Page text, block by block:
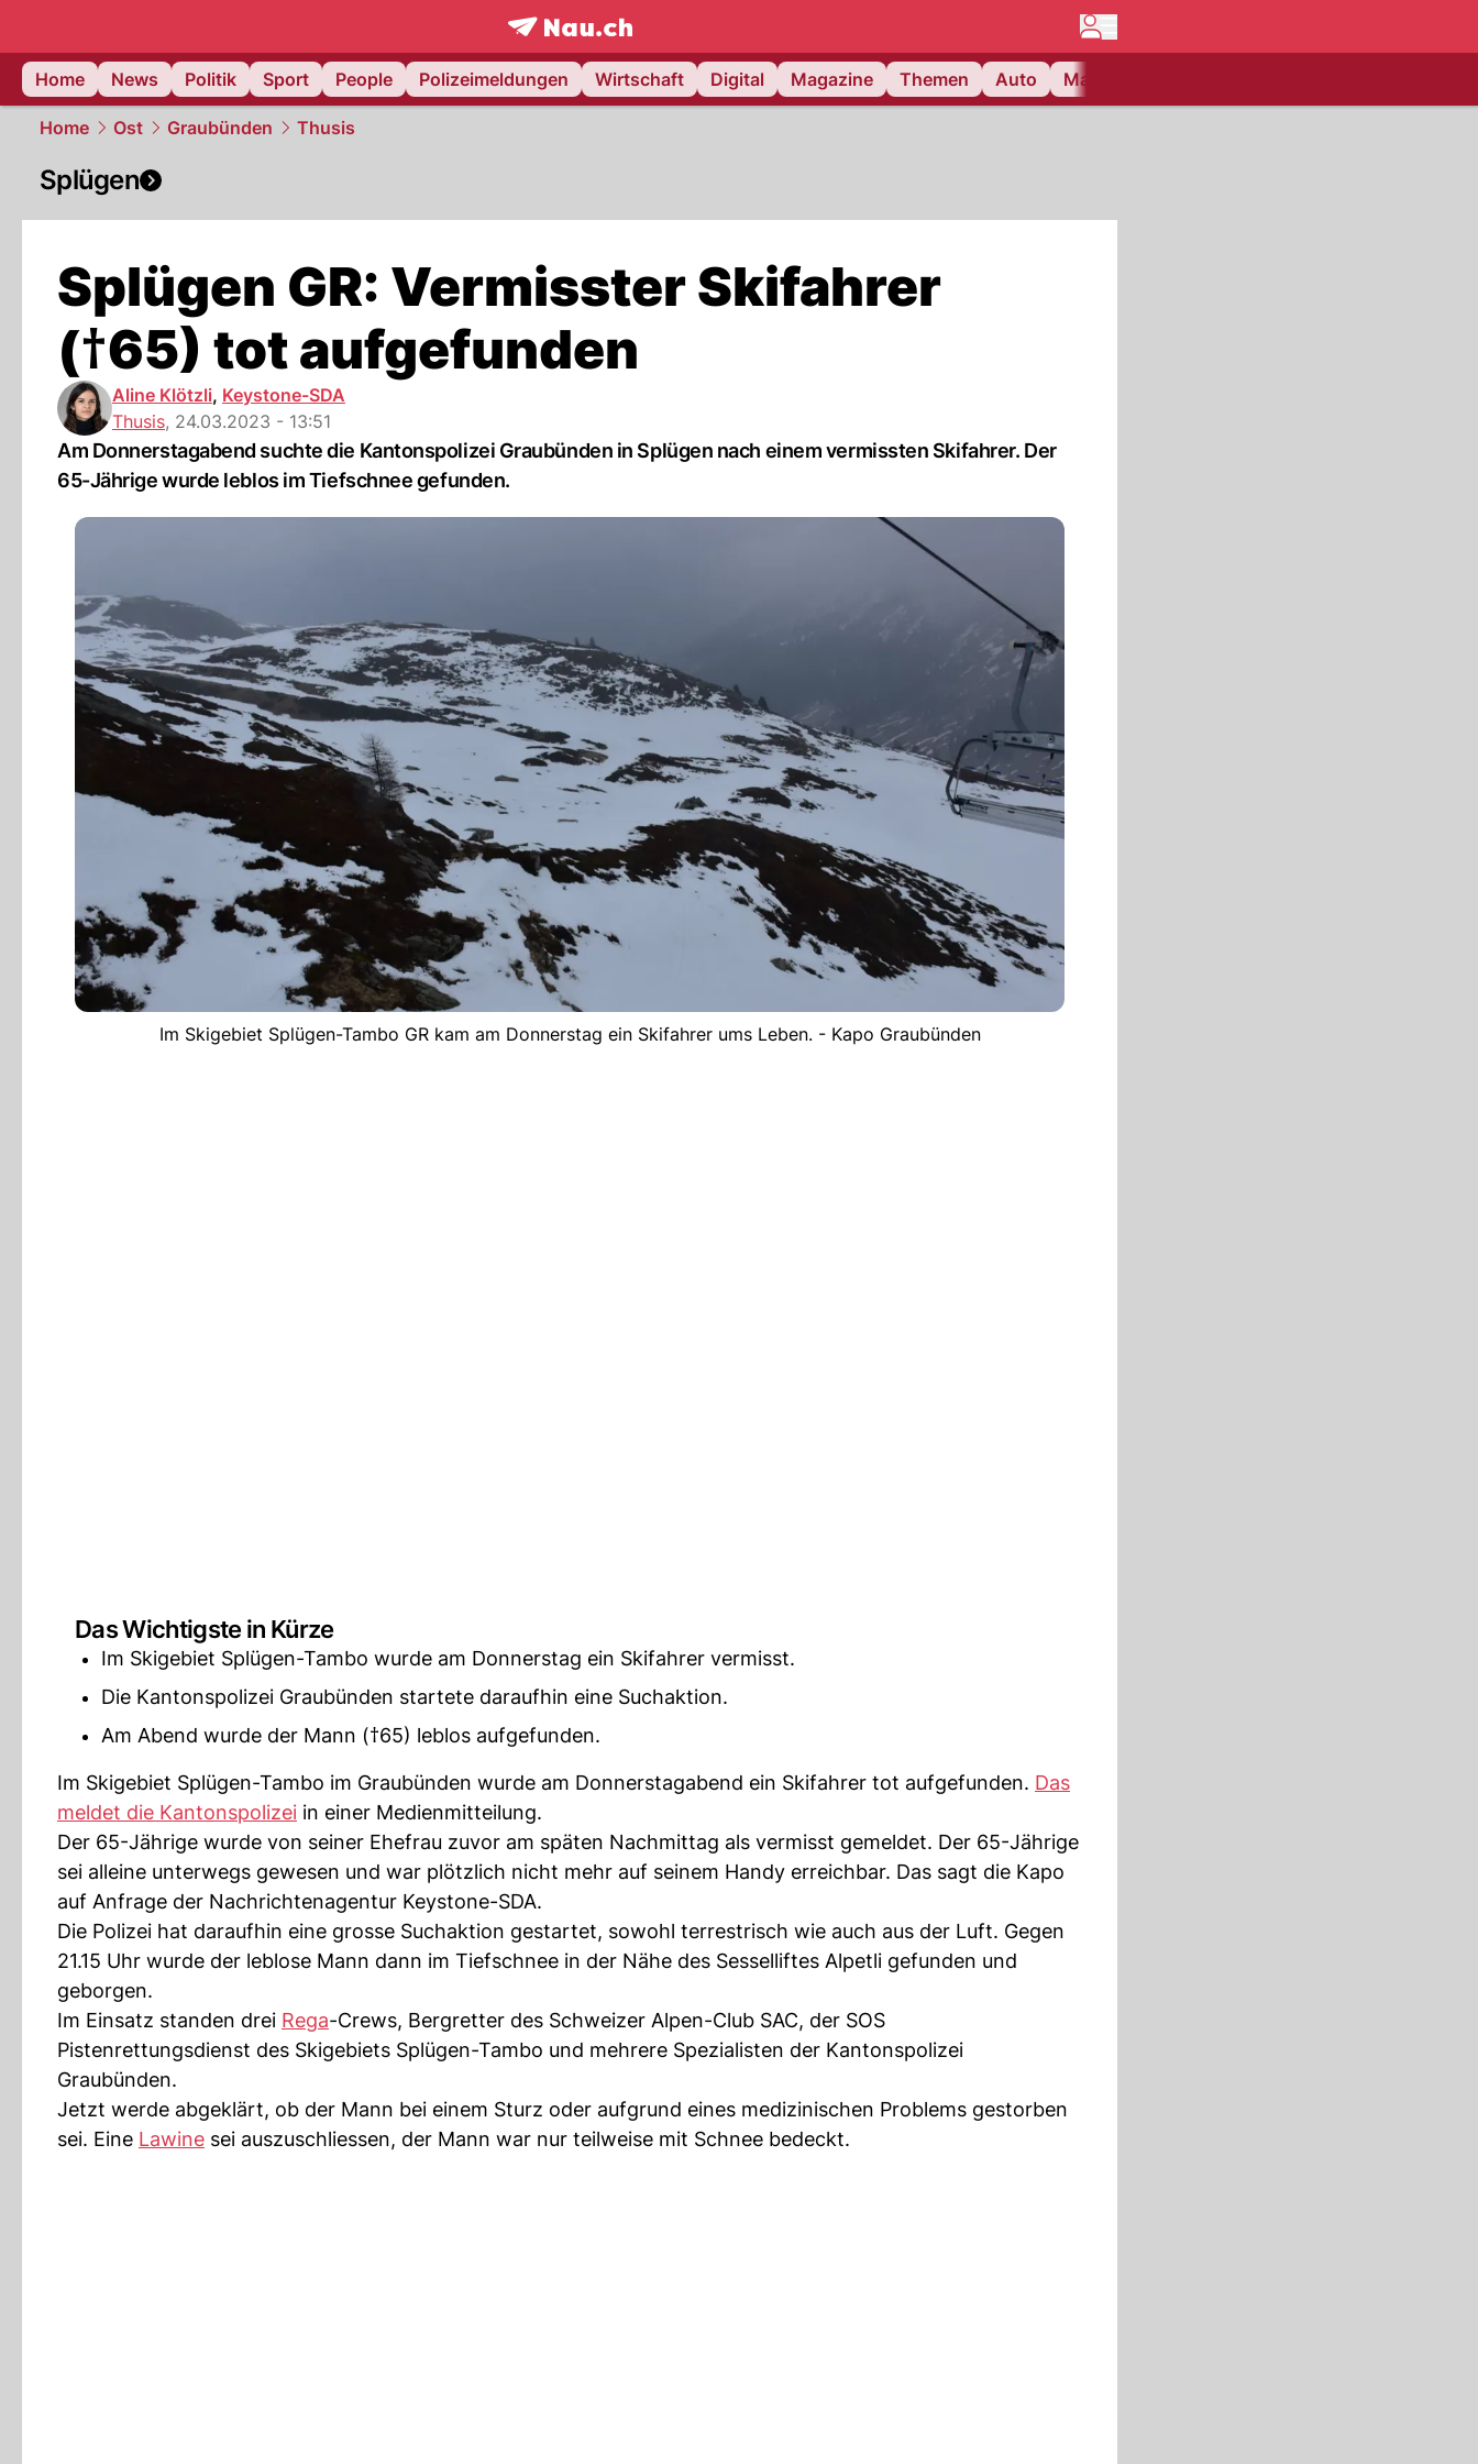
frontpage.NAU.ch
Home
News Politik Sport People Polizeimeldungen Wirtschaft Digital Magazine Themen Auto Matchcenter
Home Ost Graubünden Thusis
Splügen
Splügen GR: Vermisster Skifahrer
(†65) tot aufgefunden
Aline Klötzli, Keystone-SDA
Thusis, 24.03.2023 - 13:51
Am Donnerstagabend suchte die Kantonspolizei Graubünden in Splügen nach einem vermissten Skifahrer. Der
65-Jährige wurde leblos im Tiefschnee gefunden.
Im Skigebiet Splügen-Tambo GR kam am Donnerstag ein Skifahrer ums Leben. - Kapo Graubünden
Das Wichtigste in Kürze
Im Skigebiet Splügen-Tambo wurde am Donnerstag ein Skifahrer vermisst.
Die Kantonspolizei Graubünden startete daraufhin eine Suchaktion.
Am Abend wurde der Mann (†65) leblos aufgefunden.
Im Skigebiet Splügen-Tambo im Graubünden wurde am Donnerstagabend ein Skifahrer tot aufgefunden. Das
meldet die Kantonspolizei in einer Medienmitteilung.
Der 65-Jährige wurde von seiner Ehefrau zuvor am späten Nachmittag als vermisst gemeldet. Der 65-Jährige
sei alleine unterwegs gewesen und war plötzlich nicht mehr auf seinem Handy erreichbar. Das sagt die Kapo
auf Anfrage der Nachrichtenagentur Keystone-SDA.
Die Polizei hat daraufhin eine grosse Suchaktion gestartet, sowohl terrestrisch wie auch aus der Luft. Gegen
21.15 Uhr wurde der leblose Mann dann im Tiefschnee in der Nähe des Sesselliftes Alpetli gefunden und
geborgen.
Im Einsatz standen drei Rega-Crews, Bergretter des Schweizer Alpen-Club SAC, der SOS
Pistenrettungsdienst des Skigebiets Splügen-Tambo und mehrere Spezialisten der Kantonspolizei
Graubünden.
Jetzt werde abgeklärt, ob der Mann bei einem Sturz oder aufgrund eines medizinischen Problems gestorben
sei. Eine Lawine sei auszuschliessen, der Mann war nur teilweise mit Schnee bedeckt.